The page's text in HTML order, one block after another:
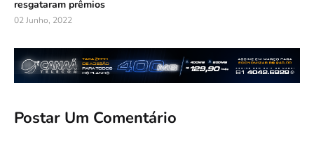
resgataram prêmios
02 Junho, 2022
Postar Um Comentário